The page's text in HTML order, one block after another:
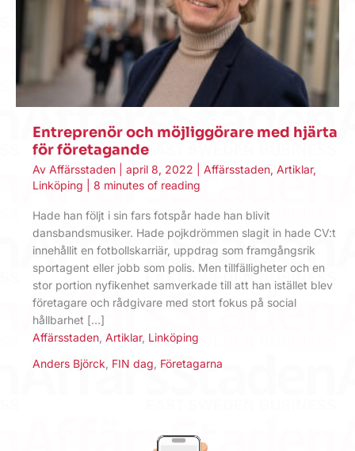
Entreprenör och möjliggörare med hjärta
för företagande
Av Affärsstaden april 8, 2022 Affärsstaden, Artiklar,
Linköping
8 minutes of reading
Hade han följt i sin fars fotspår hade han blivit
dansbandsmusiker. Hade pojkdrömmen slagit in hade CV:t
innehållit en fotbollskarriär, uppdrag som framgångsrik
sportagent eller jobb som polis. Men tillfälligheter och en
stor portion nyfikenhet samverkade till att han istället blev
företagare och rådgivare med stort fokus på social
hållbarhet […]
Affärsstaden Artiklar, Linköping
Anders Björck FIN dag Företagarna